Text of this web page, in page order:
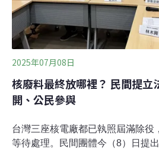
處置場被認為是高風險的鄰避設施
2025年07月08日
核廢料最終放哪裡？ 民間提立
開、公民參與
台灣三座核電廠都已執照屆滿除役
等待處理。民間團體今（8）日提